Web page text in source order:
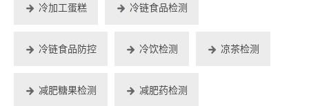
冷加工蛋糕 冷链食品检测
冷链食品防控 冷饮检测 凉茶检测
减肥糖果检测 减肥药检测